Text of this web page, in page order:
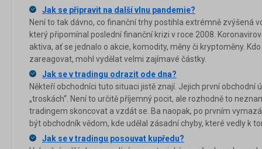
Jak se připravit na další vlnu pandemie?
Není to tak dávno, co finanční trhy postihla extrémně zvýšená
který připomínal poslední finanční krizi v roce 2008.
aktiva, ať se jednalo o akcie, komodity, měny či kryptoměny.
zareagovat, mohl vydělat velmi zajímavé částky.
Jak se v tradingu odrazit ode dna?
Někteří obchodníci tuto situaci jistě znají. Jejich první obchodní
„troskách“. Není to určitě příjemný pocit, ale rozhodně to
tradingem skoncovat a vzdát se. Ba naopak, po prvním
být obchodník vědom, kde udělal zásadní chyby, které vedly k
Jak se v tradingu posouvat kupředu?